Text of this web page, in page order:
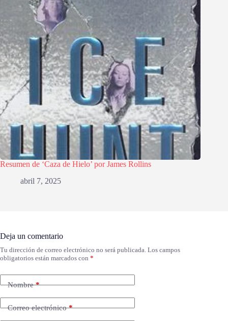
Resumen de ‘Caza de Hielo’ por James Rollins
abril 7, 2025
Deja un comentario
Tu dirección de correo electrónico no será publicada. Los campos
obligatorios están marcados con *
Nombre*
Correo electrónico*